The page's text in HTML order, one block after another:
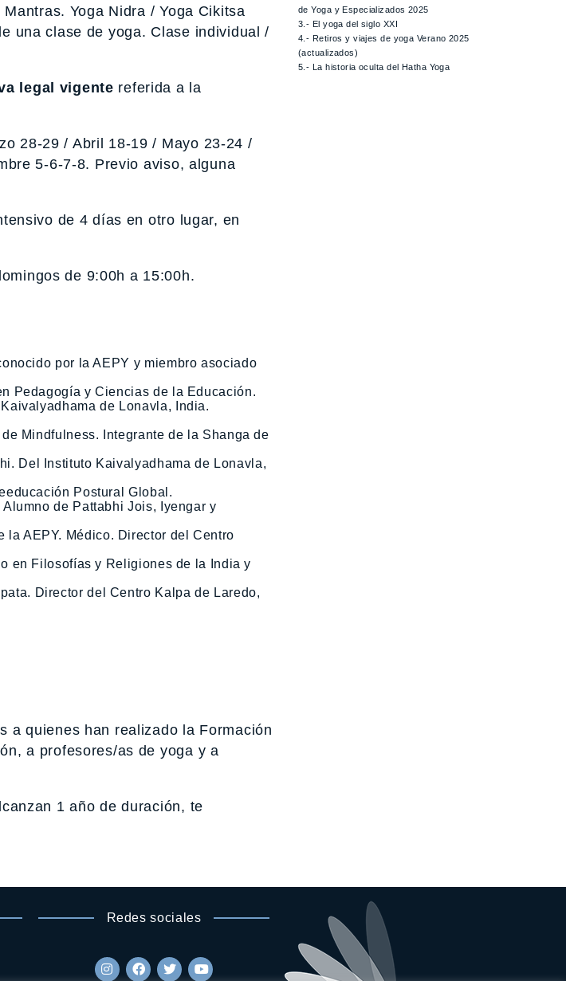
Yoga Nidra / Yoga Cikitsa
una clase de yoga. Clase individual /
legal vigente referida a la
28-29 / Abril 18-19 / Mayo 23-24 /
5-6-7-8. Previo aviso, alguna
de 4 días en otro lugar, en
de 9:00h a 15:00h.
por la AEPY y miembro asociado
Pedagogía y Ciencias de la Educación.
de Lonavla, India.
Mindfulness. Integrante de la Shanga de
Del Instituto Kaivalyadhama de Lonavla,
Postural Global.
de Pattabhi Jois, Iyengar y
la AEPY. Médico. Director del Centro
en Filosofías y Religiones de la India y
Director del Centro Kalpa de Laredo,
a quienes han realizado la Formación
a profesores/as de yoga y a
1 año de duración, te
de Yoga y Especializados 2025
3.- El yoga del siglo XXI
4.- Retiros y viajes de yoga Verano 2025
(actualizados)
5.- La historia oculta del Hatha Yoga
Redes sociales